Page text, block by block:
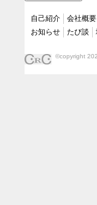
自己紹介 会社概要
お知らせ
たび談
©copyright